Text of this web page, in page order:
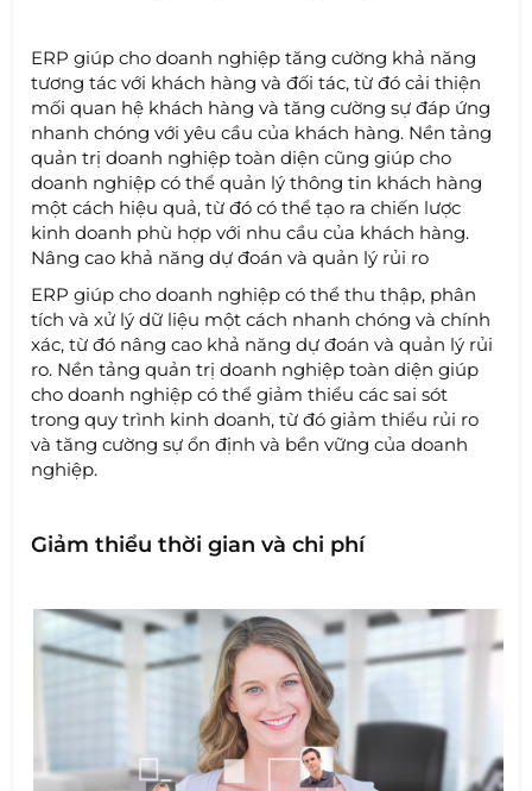
ERP giúp cho doanh nghiệp tăng cường khả năng
tương tác với khách hàng và đối tác, từ đó cải thiện
mối quan hệ khách hàng và tăng cường sự đáp ứng
nhanh chóng với yêu cầu của khách hàng. Nền tảng
quản trị doanh nghiệp toàn diện cũng giúp cho
doanh nghiệp có thể quản lý thông tin khách hàng
một cách hiệu quả, từ đó có thể tạo ra chiến lược
kinh doanh phù hợp với nhu cầu của khách hàng.
Nâng cao khả năng dự đoán và quản lý rủi ro
ERP giúp cho doanh nghiệp có thể thu thập, phân
tích và xử lý dữ liệu một cách nhanh chóng và chính
xác, từ đó nâng cao khả năng dự đoán và quản lý rủi
ro. Nền tảng quản trị doanh nghiệp toàn diện giúp
cho doanh nghiệp có thể giảm thiểu các sai sót
trong quy trình kinh doanh, từ đó giảm thiểu rủi ro
và tăng cường sự ổn định và bền vững của doanh
nghiệp.
Giảm thiểu thời gian và chi phí